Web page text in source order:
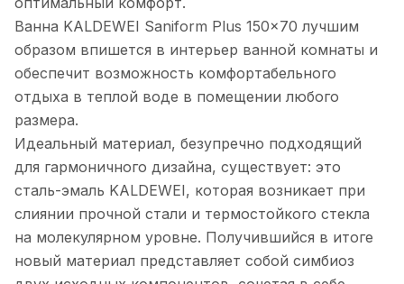
Ванна KALDEWEI Saniform Plus 150x70 лучшим
образом впишется в интерьер ванной комнаты и
обеспечит возможность комфортабельного
отдыха в теплой воде в помещении любого
размера.
Идеальный материал, безупречно подходящий
для гармоничного дизайна, существует: это
сталь-эмаль KALDEWEI, которая возникает при
слиянии прочной стали и термостойкого стекла
на молекулярном уровне. Получившийся в итоге
новый материал представляет собой симбиоз